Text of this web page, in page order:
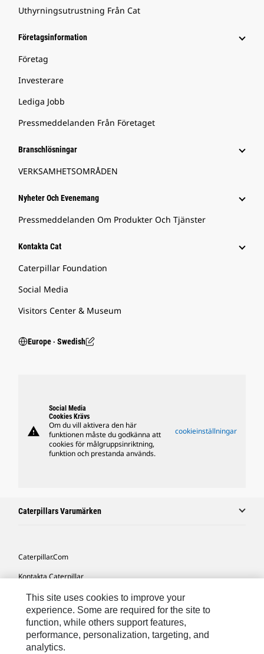
Uthyrningsutrustning Från Cat
Företagsinformation
Företag
Investerare
Lediga Jobb
Pressmeddelanden Från Företaget
Branschlösningar
VERKSAMHETSOMRÅDEN
Nyheter Och Evenemang
Pressmeddelanden Om Produkter Och Tjänster
Kontakta Cat
Caterpillar Foundation
Social Media
Visitors Center & Museum
Europe ‧ Swedish
warning
Social Media
Cookies Krävs
Om du vill aktivera den här
funktionen måste du godkänna att
cookies för målgruppsinriktning,
funktion och prestanda används.
cookieinställningar
Caterpillars Varumärken
Caterpillar.com
Kontakta Caterpillar
Mina Marknadsföringspreferenser
Platskarta
Cookie Settings
This site uses cookies to improve your
experience. Some are required for the site to
function, while others support features,
performance, personalization, targeting, and
analytics.